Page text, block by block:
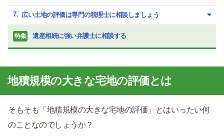
広い土地の評価は専門の税理士に相談しましょう
特集 遺産相続に強い弁護士に相談する
地積規模の大きな宅地の評価とは
そもそも「地積規模の大きな宅地の評価」とはいったい何
のことなのでしょうか？